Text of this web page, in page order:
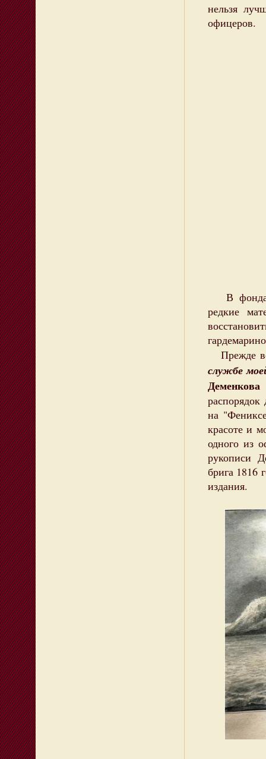
нельзя
офицеров.
В фондах
редкие
Прежде
службе
на
красоте и
одного из
рукописи
брига
издания.